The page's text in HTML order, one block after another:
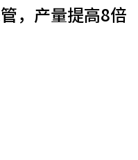
，产量提高8倍